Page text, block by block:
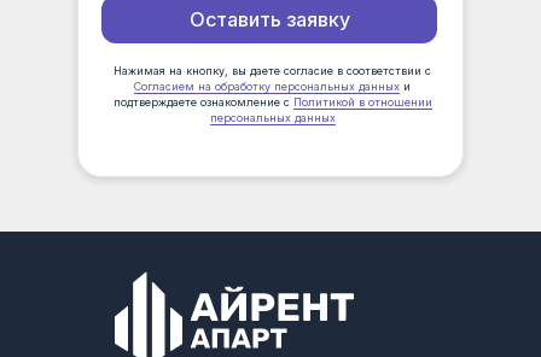
Нажимая на кнопку, вы даете cогласие в соответствии с
Согласием на обработку персональных данных и
подтверждаете ознакомление с Политикой в отношении
персональных данных
Оставить заявку